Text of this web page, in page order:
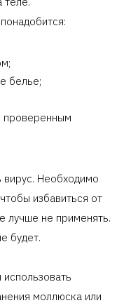
белье;
проверенным
вирус. Необходимо
избавиться от
лучше не применять.
будет.
моллюска или